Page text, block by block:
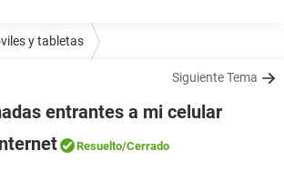
y tabletas
Siguiente Tema
entrantes a mi celular
Resuelto/Cerrado